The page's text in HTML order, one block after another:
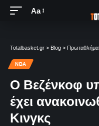
Aa
Totalbasket.gr > Blog >
NBA
Ο Βεζένκοφ
έχει
Κινγκς